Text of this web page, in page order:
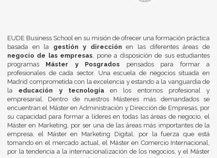
EUDE Business School en su misión de ofrecer una formación práctica
basada en la gestión y dirección en las diferentes áreas de
negocio de las empresas, pone a disposición de sus estudiantes
programas Máster y Posgrados pensados para formar a
profesionales de cada sector. Una escuela de negocios situada en
Madrid comprometida con la excelencia y estando a la vanguardia de
la educación y tecnologíaen los entornos profesional y
empresarial. Dentro de nuestros Másteres más demandados se
encuentran el Máster en Administración y Dirección de Empresas, por
su capacidad para formar a líderes en todas las áreas de negocio, el
Máster en Marketing, por ser una de las áreas más importantes de la
empresa, el Máster en Marketing Digital, por la fuerza que está
tomando en el mercado actual, el Máster en Comercio Internacional,
por la tendencia a la internacionalización de los negocios, y el Máster